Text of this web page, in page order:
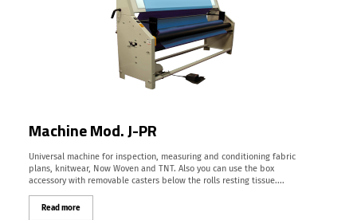
Machine Mod. J-PR
Universal machine for inspection, measuring and conditioning fabric
plans, knitwear, Now Woven and TNT. Also you can use the box
accessory with removable casters below the rolls resting tissue....
Read more